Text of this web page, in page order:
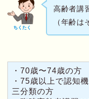
ちくたく
高齢者講
（年齢は
・70歳〜74歳の方
・75歳以上で認知
三分類の方